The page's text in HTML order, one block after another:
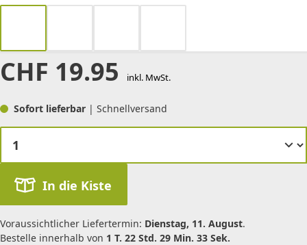
CHF 19.95 inkl. MwSt.
Sofort lieferbar | Schnellversand
In die Kiste
Voraussichtlicher Liefertermin: Dienstag, 11. August.
Bestelle innerhalb von 1 T. 22 Std. 29 Min. 33 Sek.